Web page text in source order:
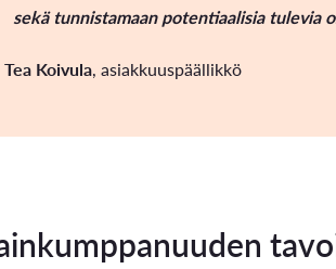
Tutkintolautakunta
sekä tunnistamaan potentiaalisia tulevia
Tea Koivula, asiakkuuspäällikkö